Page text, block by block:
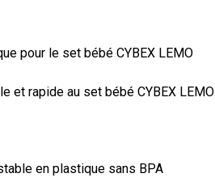
pour le set bébé CYBEX LEMO
et rapide au set bébé CYBEX LEMO
en plastique sans BPA